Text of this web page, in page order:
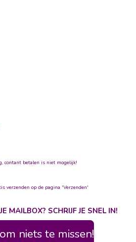
contant betalen is niet mogelijk!
verzenden op de pagina 'Verzenden'
MAILBOX? SCHRIJF JE SNEL IN!
niets te missen!